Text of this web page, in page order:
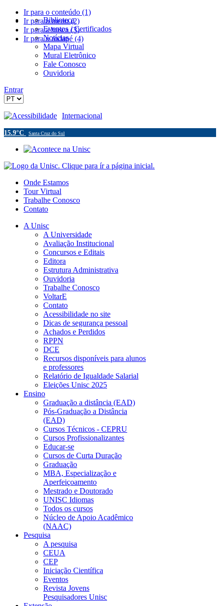
Ir para o conteúdo (1)
Ir para o menu (2)
Ir para a busca (3)
Ir para o rodapé (4)
Biblioteca
Eventos / Certificados
Notícias
Mapa Virtual
Mural Eletrônico
Fale Conosco
Ouvidoria
Entrar
Acessibilidade Internacional
15.9°C Santa Cruz do Sul
Onde Estamos
Tour Virtual
Trabalhe Conosco
Contato
A Unisc
A Universidade
Avaliação Institucional
Concursos e Editais
Editora
Estrutura Administrativa
Ouvidoria
Trabalhe Conosco
VoltarE
Contato
Acessibilidade no site
Dicas de segurança pessoal
Achados e Perdidos
RPPN
DCE
Recursos disponíveis para alunos
e professores
Relatório de Igualdade Salarial
Eleições Unisc 2025
Ensino
Graduação a distância (EAD)
Pós-Graduação a Distância
(EAD)
Cursos Técnicos - CEPRU
Cursos Profissionalizantes
Educar-se
Cursos de Curta Duração
Graduação
MBA, Especialização e
Aperfeiçoamento
Mestrado e Doutorado
UNISC Idiomas
Todos os cursos
Núcleo de Apoio Acadêmico
(NAAC)
Pesquisa
A pesquisa
CEUA
CEP
Iniciação Científica
Eventos
Revista Jovens
Pesquisadores Unisc